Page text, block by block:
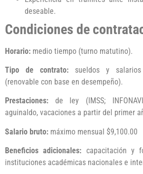
deseable.
Condiciones de
Horario: medio tiempo (turno matutino).
Tipo de contrato: sueldos y
(renovable con base en desempeño).
Prestaciones: de ley (IMSS;
aguinaldo, vacaciones a partir del primer
Salario bruto: máximo mensual $9,100.00
Beneficios adicionales: capacitación y
instituciones académicas nacionales e